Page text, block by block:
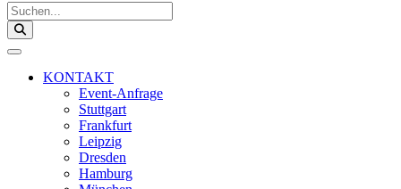
Suchen...
KONTAKT
Event-Anfrage
Stuttgart
Frankfurt
Leipzig
Dresden
Hamburg